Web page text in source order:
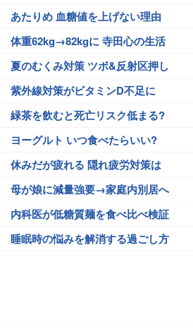
あたりめ 血糖値を上げない理由
体重62kg→82kgに 寺田心の生活
夏のむくみ対策 ツボ&反射区押し
紫外線対策がビタミンD不足に
緑茶を飲むと死亡リスク低まる?
ヨーグルト いつ食べたらいい?
休みだが疲れる 隠れ疲労対策は
母が娘に減量強要→家庭内別居へ
内科医が低糖質麺を食べ比べ検証
睡眠時の悩みを解消する過ごし方